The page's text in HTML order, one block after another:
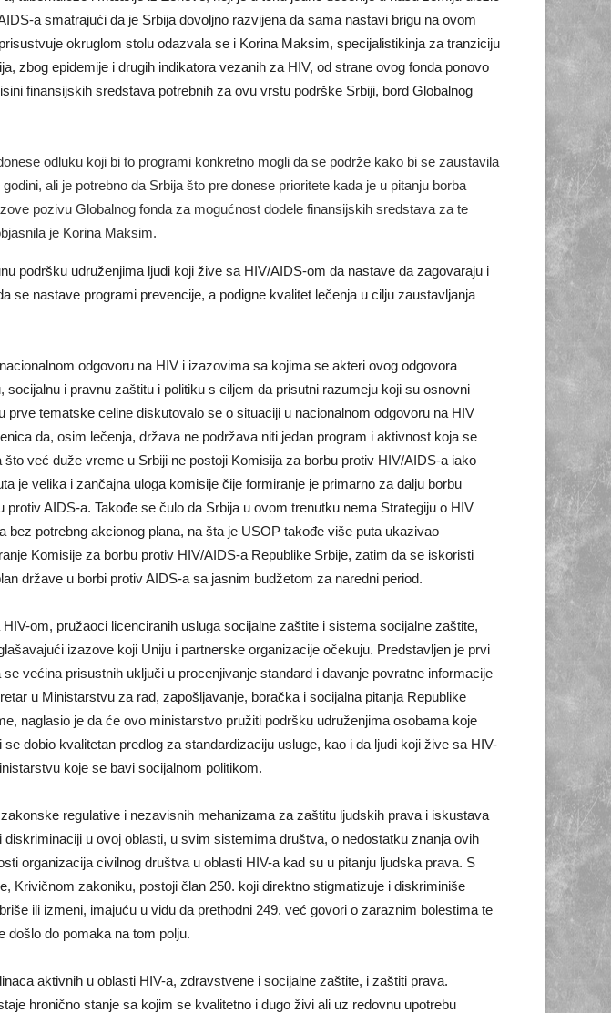
a smatrajući da je Srbija dovoljno razvijena da sama nastavi brigu na ovom
okruglom stolu odazvala se i Korina Maksim, specijalistikinja za tranziciju
zbog epidemije i drugih indikatora vezanih za HIV, od strane ovog fonda ponovo
finansijskih sredstava potrebnih za ovu vrstu podrške Srbiji, bord Globalnog
odluku koji bi to programi konkretno mogli da se podrže kako bi se zaustavila
ali je potrebno da Srbija što pre donese prioritete kada je u pitanju borba
pozivu Globalnog fonda za mogućnost dodele finansijskih sredstava za te
je Korina Maksim.
podršku udruženjima ljudi koji žive sa HIV/AIDS-om da nastave da zagovaraju i
se nastave programi prevencije, a podigne kvalitet lečenja u cilju zaustavljanja
odgovoru na HIV i izazovima sa kojima se akteri ovog odgovora
i pravnu zaštitu i politiku s ciljem da prisutni razumeju koji su osnovni
tematske celine diskutovalo se o situaciji u nacionalnom odgovoru na HIV
da, osim lečenja, država ne podržava niti jedan program i aktivnost koja se
već duže vreme u Srbiji ne postoji Komisija za borbu protiv HIV/AIDS-a iako
je velika i zančajna uloga komisije čije formiranje je primarno za dalju borbu
AIDS-a. Takođe se čulo da Srbija u ovom trenutku nema Strategiju o HIV
bez potrebng akcionog plana, na šta je USOP takođe više puta ukazivao
Komisije za borbu protiv HIV/AIDS-a Republike Srbije, zatim da se iskoristi
države u borbi protiv AIDS-a sa jasnim budžetom za naredni period.
om, pružaoci licenciranih usluga socijalne zaštite i sistema socijalne zaštite,
izazove koji Uniju i partnerske organizacije očekuju. Predstavljen je prvi
većina prisustnih uključi u procenjivanje standard i davanje povratne informacije
u Ministarstvu za rad, zapošljavanje, boračka i socijalna pitanja Republike
naglasio je da će ovo ministarstvo pružiti podršku udruženjima osobama koje
dobio kvalitetan predlog za standardizaciju usluge, kao i da ljudi koji žive sa HIV-
koje se bavi socijalnom politikom.
regulative i nezavisnih mehanizama za zaštitu ljudskih prava i iskustava
u ovoj oblasti, u svim sistemima društva, o nedostatku znanja ovih
organizacija civilnog društva u oblasti HIV-a kad su u pitanju ljudska prava. S
Krivičnom zakoniku, postoji član 250. koji direktno stigmatizuje i diskriminiše
ili izmeni, imajuću u vidu da prethodni 249. već govori o zaraznim bolestima te
došlo do pomaka na tom polju.
aktivnih u oblasti HIV-a, zdravstvene i socijalne zaštite, i zaštiti prava.
hronično stanje sa kojim se kvalitetno i dugo živi ali uz redovnu upotrebu